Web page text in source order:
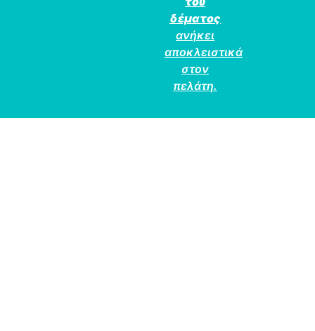
δέματος
ανήκει
αποκλειστικά
στον
πελάτη.